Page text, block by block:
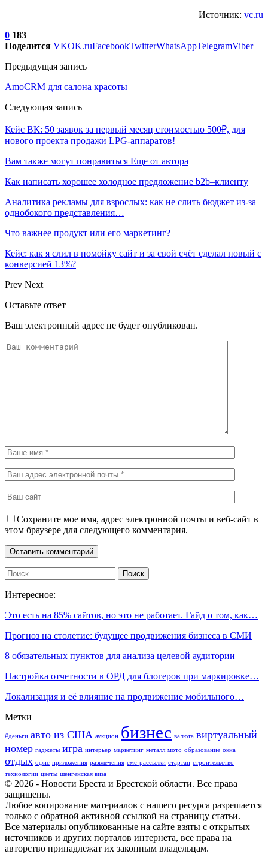
Источник: vc.ru
0 183
Поделится VKOK.ruFacebookTwitterWhatsAppTelegramViber
Предыдущая запись
AmoCRM для салона красоты
Следующая запись
Кейс ВК: 50 заявок за первый месяц стоимостью 500₽, для
нового проекта продажи LPG-аппаратов!
Вам также могут понравиться Еще от автора
Как написать хорошее холодное предложение b2b–клиенту
Аналитика рекламы для взрослых: как не слить бюджет из-за
однобокого представления…
Что важнее продукт или его маркетинг?
Кейс: как я слил в помойку сайт и за свой счёт сделал новый с
конверсией 13%?
Prev Next
Оставьте ответ
Ваш электронный адрес не будет опубликован.
Сохраните мое имя, адрес электронной почты и веб-сайт в
этом браузере для следующего комментария.
Интересное:
Это есть на 85% сайтов, но это не работает. Гайд о том, как…
Прогноз на столетие: будущее продвижения бизнеса в СМИ
8 обязательных пунктов для анализа целевой аудитории
Настройка отчетности в ОРД для блогеров при маркировке…
Локализация и её влияние на продвижение мобильного…
Метки
#деньги авто из США аукцион бизнес валюта виртуальный
номер гаджеты игра интерьер маркетинг металл мото образование окна
отдых офис приложения развлечения смс-рассылки стартап строительство
технологии цветы шенгенская виза
© 2026 - Новости Бреста и Брестской области. Все права
защищены.
Любое копирование материалов с нашего ресурса разрешается
только с обратной активной ссылкой на страницу статьи.
Все материалы опубликованные на сайте взяты с открытых
источников и других порталов интернета, все права на
авторство принадлежат их законным владельцам.